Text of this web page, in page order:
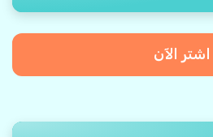
اشتر الآن